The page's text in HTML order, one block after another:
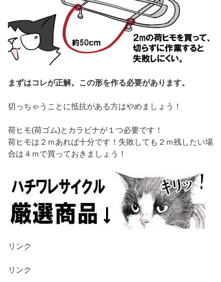
まずはコレが正解。この形を作る必要があります。
切っちゃうことに抵抗がある方はやめましょう！
荷ヒモ(荷ゴム)とカラビナが１つ必要です！
荷ヒモは２ｍあれば十分です！失敗しても２ｍ残したい場
合は４ｍで買っておきましょう！
リンク
リンク